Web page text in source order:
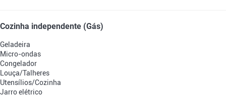
Cozinha independente (Gás)
Geladeira
Micro-ondas
Congelador
Louça/Talheres
Utensílios/Cozinha
Jarro elétrico